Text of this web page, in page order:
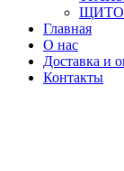
Главная
О нас
Доставка и
Контакты